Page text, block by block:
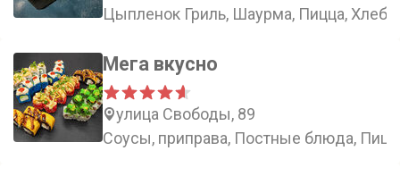
Цыпленок Гриль, Шаурма, Пицца, Хлеб
Мега вкусно
улица Свободы, 89
Соусы, приправа, Постные блюда,